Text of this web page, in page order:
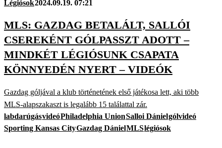
Légiósok2024.09.19. 07:21
MLS: GAZDAG BETALÁLT, SALLÓI
CSEREKÉNT GÓLPASSZT ADOTT –
MINDKÉT LÉGIÓSUNK CSAPATA
KÖNNYEDÉN NYERT – VIDEÓK
Gazdag góljával a klub történetének első játékosa lett, aki több
MLS-alapszakaszt is legalább 15 találattal zár.
labdarúgásvideóPhiladelphia UnionSalloi Dánielgólvideó
Sporting Kansas CityGazdag DánielMLSlégiósok